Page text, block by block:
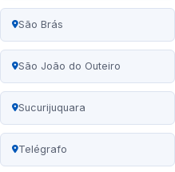
São Brás
São João do Outeiro
Sucurijuquara
Telégrafo